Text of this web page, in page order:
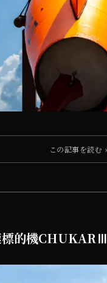
的機CHUKARⅢ